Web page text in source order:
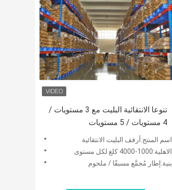
تنوعا الانتقائية البليت مع 3 مستويات /
4 مستويات / 5 مستويات
اسم المنتج:أرفف البليت الانتقائية
الاهلية:1000-4000 كلغ لكل مستوى
بنية:إطار مُجمَّع مسبقًا / ملحوم